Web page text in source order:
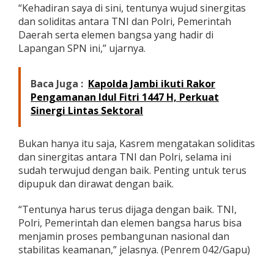
“Kehadiran saya di sini, tentunya wujud sinergitas
dan soliditas antara TNI dan Polri, Pemerintah
Daerah serta elemen bangsa yang hadir di
Lapangan SPN ini,” ujarnya.
Baca Juga : Kapolda Jambi ikuti Rakor
Pengamanan Idul Fitri 1447 H, Perkuat
Sinergi Lintas Sektoral
Bukan hanya itu saja, Kasrem mengatakan soliditas
dan sinergitas antara TNI dan Polri, selama ini
sudah terwujud dengan baik. Penting untuk terus
dipupuk dan dirawat dengan baik.
“Tentunya harus terus dijaga dengan baik. TNI,
Polri, Pemerintah dan elemen bangsa harus bisa
menjamin proses pembangunan nasional dan
stabilitas keamanan,” jelasnya. (Penrem 042/Gapu)